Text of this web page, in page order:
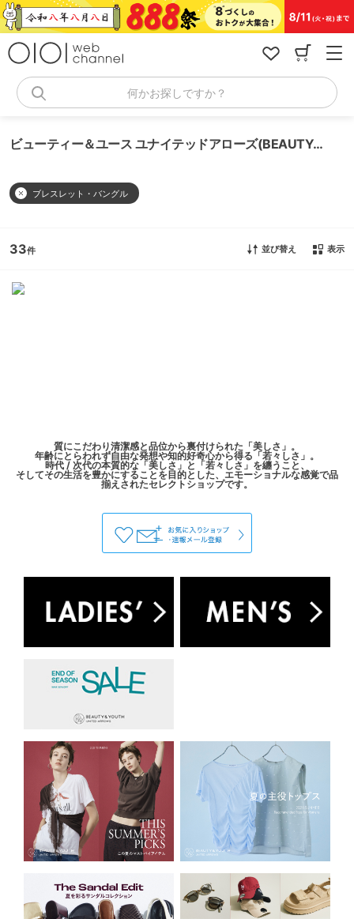
コ
ン
何かお探しですか？
ビューティー＆ユース ユナイテッドアローズ(BEAUTY&YOUTH UNITED ARROWS) ブレスレット・バングル
ブレスレット・バングル
33 並び替え 表示
質にこだわり清潔感と品位から裏付けられた「美しさ」。
年齢にとらわれず自由な発想や知的好奇心から得る「若々しさ」。
時代 / 次代の本質的な「美しさ」と「若々しさ」を纏うこと、
そしてその生活を豊かにすることを目的とした、エモーショナルな感覚で品